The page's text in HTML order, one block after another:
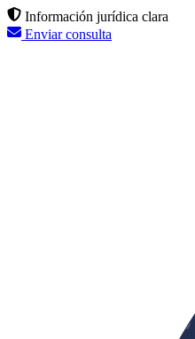
Información jurídica clara
Enviar consulta